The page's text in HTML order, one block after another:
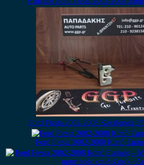
Ford Fiesta 2002-2008 Κλειδαριά 3/
Ford Fiesta 2002-2008 Καπό